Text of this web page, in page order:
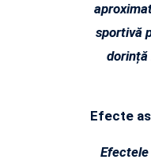
sportivă
dorință
Efecte